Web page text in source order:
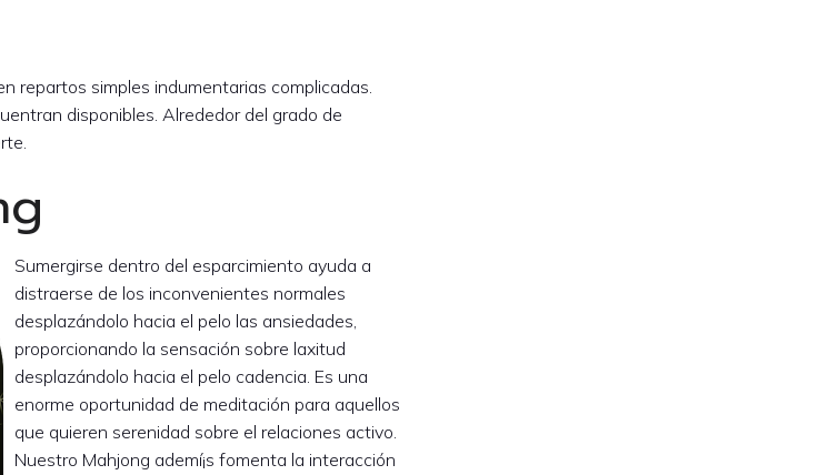
repartos simples indumentarias complicadas.
disponibles. Alrededor del grado de
Sumergirse dentro del esparcimiento ayuda a
distraerse de los inconvenientes normales
desplazándolo hacia el pelo las ansiedades,
proporcionando la sensación sobre laxitud
desplazándolo hacia el pelo cadencia. Es una
enorme oportunidad de meditación para aquellos
que quieren serenidad sobre el relaciones activo.
Nuestro Mahjong ademí¡s fomenta la interacción